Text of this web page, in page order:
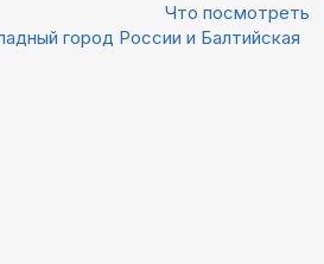
Что посмотреть
город России и Балтийская